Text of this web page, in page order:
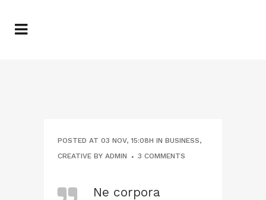
POSTED AT 03 NOV, 15:08H IN BUSINESS,
CREATIVE BY ADMIN 3 COMMENTS
Ne corpora